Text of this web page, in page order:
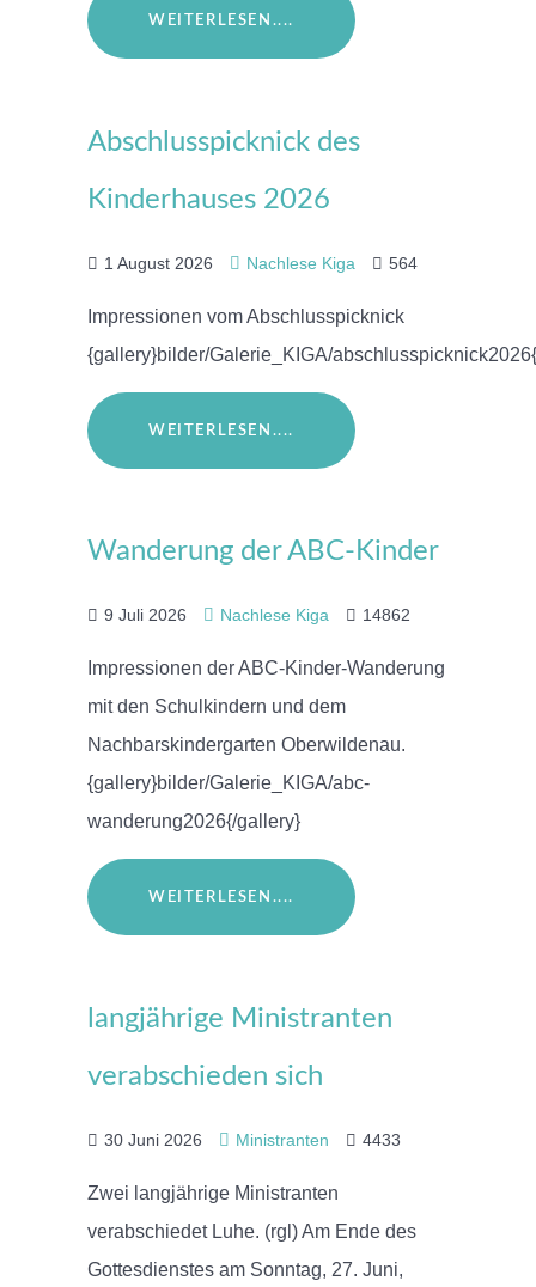
WEITERLESEN....
Abschlusspicknick des
Kinderhauses 2026
1 August 2026 Nachlese Kiga 564
Impressionen vom Abschlusspicknick
{gallery}bilder/Galerie_KIGA/
WEITERLESEN....
Wanderung der ABC-Kinder
9 Juli 2026 Nachlese Kiga 14862
Impressionen der ABC-Kinder-Wanderung
mit den Schulkindern und dem
Nachbarskindergarten Oberwildenau.
{gallery}bilder/Galerie_KIGA/abc-
wanderung2026{/gallery}
WEITERLESEN....
langjährige Ministranten
verabschieden sich
30 Juni 2026 Ministranten 4433
Zwei langjährige Ministranten
verabschiedet Luhe. (rgl) Am Ende des
Gottesdienstes am Sonntag, 27. Juni,